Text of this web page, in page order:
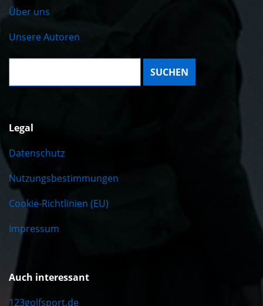
Über uns
Unsere Autoren
Suche:
Legal
Datenschutz
Nutzungsbestimmungen
Cookie-Richtlinien (EU)
Impressum
Auch interessant
123golfsport.de